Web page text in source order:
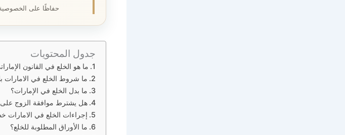
حفاظًا على
جدول المحتويات
ما هو الخلع في القانون
ما شروط الخلع في الامارات
ما بدل الخلع في الإمارات؟
هل يشترط موافقة الزوج على
إجراءات الخلع في الامارات
ما الأوراق المطلوبة للخلع؟